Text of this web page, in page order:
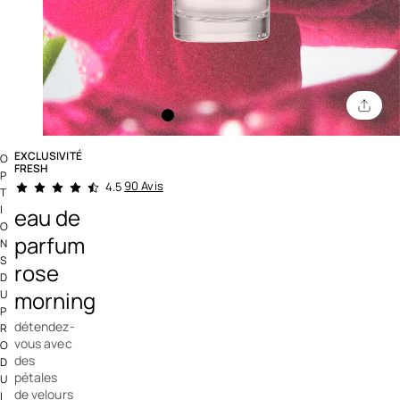
EXCLUSIVITÉ
FRESH
3,4 out of 5 Customer Rating
4.590 Avis
eau de
parfum
rose
morning
détendez-
vous avec
des
pétales
de velours
O
P
T
I
O
N
S
D
U
P
R
O
D
U
I